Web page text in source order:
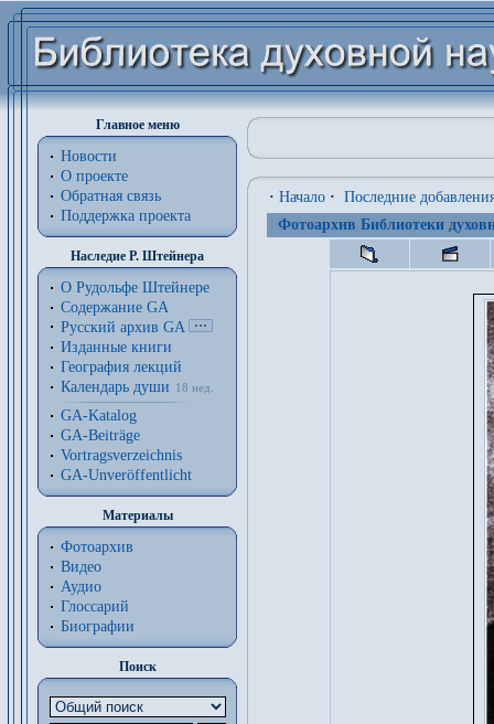
Главное меню
Новости
О проекте
Обратная связь
Поддержка проекта
Наследие Р. Штейнера
О Рудольфе Штейнере
Содержание GA
Русский архив GA
Изданные книги
География лекций
Календарь души
18 нед.
GA-Katalog
GA-Beiträge
Vortragsverzeichnis
GA-Unveröffentlicht
Материалы
Фотоархив
Видео
Аудио
Глоссарий
Биографии
Поиск
· Начало · Последние
Фотоархив Библиотеки